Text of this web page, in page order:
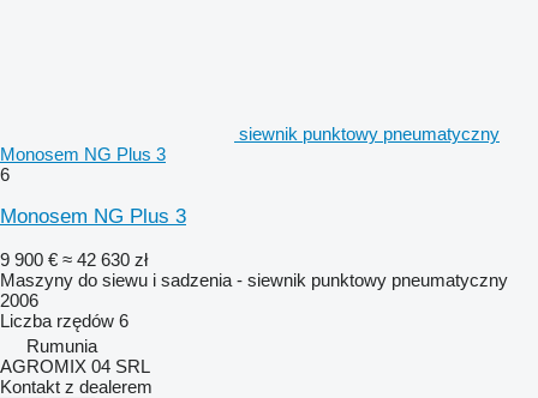
siewnik punktowy pneumatyczny
Monosem NG Plus 3
6
Monosem NG Plus 3
9 900 € ≈ 42 630 zł
Maszyny do siewu i sadzenia - siewnik punktowy pneumatyczny
2006
Liczba rzędów 6
Rumunia
AGROMIX 04 SRL
Kontakt z dealerem